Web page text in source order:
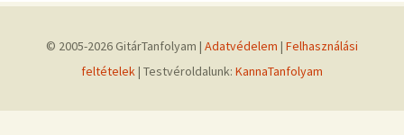
© 2005-2026 GitárTanfolyam | Adatvédelem | Felhasználási
feltételek| Testvéroldalunk: KannaTanfolyam